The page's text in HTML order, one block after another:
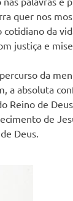
quer nos
cotidiano da
justiça e
da
a absoluta
Reino de
de
Deus.